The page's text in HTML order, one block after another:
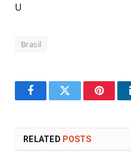
U
Brasil
FacebookTwitter
RELATED POSTS